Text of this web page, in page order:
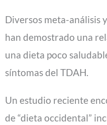
Diversos meta-análisis
han demostrado una
una dieta poco
síntomas del TDAH.
Un estudio reciente
de “dieta occidental”